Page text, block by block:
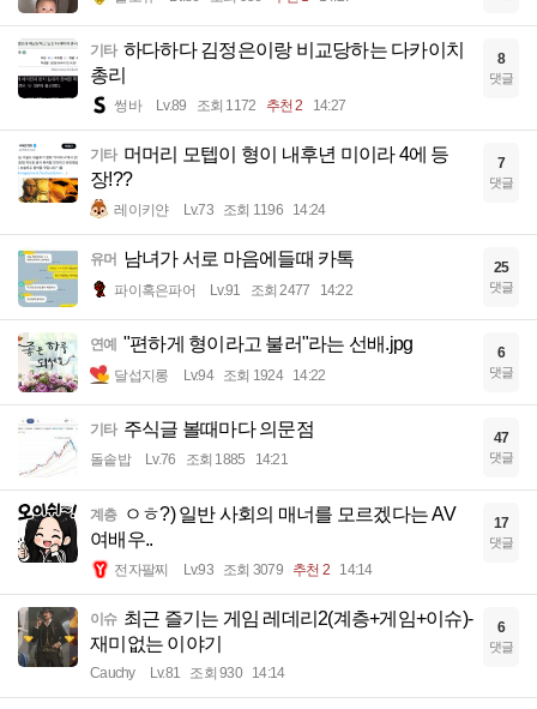
기타 하다하다 김정은이랑 비교당하는 다카이치
총리
썽바 Lv.89 조회 1172 추천 2 14:27
8
댓글
기타 머머리 모텝이 형이 내후년 미이라 4에 등
장!??
레이키얀 Lv.73 조회 1196 14:24
7
댓글
유머 남녀가 서로 마음에들때 카톡
파이혹은파어 Lv.91 조회 2477 14:22
25
댓글
연예 "편하게 형이라고 불러"라는 선배.jpg
달섭지롱 Lv.94 조회 1924 14:22
6
댓글
기타 주식글 볼때마다 의문점
돌솥밥 Lv.76 조회 1885 14:21
47
댓글
계층
ㅇㅎ?) 일반 사회의 매너를 모르겠다는 AV
여배우..
전자팔찌 Lv.93 조회 3079 추천 2 14:14
17
댓글
이슈 최근 즐기는 게임 레데리2(계층+게임+이슈)-
재미없는 이야기
Cauchy Lv.81 조회 930 14:14
6
댓글